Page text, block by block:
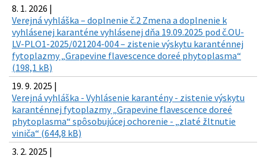
8. 1. 2026 |
Verejná vyhláška – doplnenie č.2 Zmena a doplnenie k
vyhlásenej karanténe vyhlásenej dňa 19.09.2025 pod č.OU-
LV-PLO1-2025/021204-004 – zistenie výskytu karanténnej
fytoplazmy „Grapevine flavescence doreé phytoplasma“
(198,1 kB)
19. 9. 2025 |
Verejná vyhláška - Vyhlásenie karantény - zistenie výskytu
karanténnej fytoplazmy „Grapevine flavescence doreé
phytoplasma“ spôsobujúcej ochorenie - „zlaté žltnutie
viniča“ (644,8 kB)
3. 2. 2025 |